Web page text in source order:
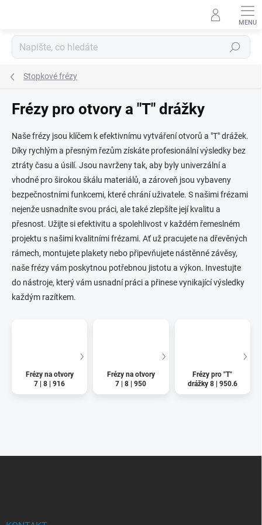
Hledat
Stopkové frézy
Frézy pro otvory a "T" drážky
Naše frézy jsou klíčem k efektivnímu vytváření otvorů a "T" drážek.
Díky rychlým a přesným řezům získáte profesionální výsledky bez
ztráty času a úsilí. Jsou navrženy tak, aby byly univerzální a
vhodné pro širokou škálu materiálů, a zároveň jsou vybaveny
bezpečnostními funkcemi, které chrání uživatele. S našimi frézami
nejenže usnadníte svou práci, ale také zlepšíte její kvalitu a
přesnost. Užijte si efektivitu a spolehlivost v každém řemeslném
projektu s našimi kvalitními frézami. Ať už pracujete na dřevěných
rámech, montujete plakety nebo připevňujete nástěnné závěsy,
naše frézy vám poskytnou potřebnou jistotu a výkon. Investujte
do nástroje, který vám usnadní práci a přinese vynikající výsledky
každým razítkem.
Frézy na otvory
7 | 8 | 916
Frézy na otvory
7 | 8 | 950
Frézy pro "T"
drážky 8 | 950.6